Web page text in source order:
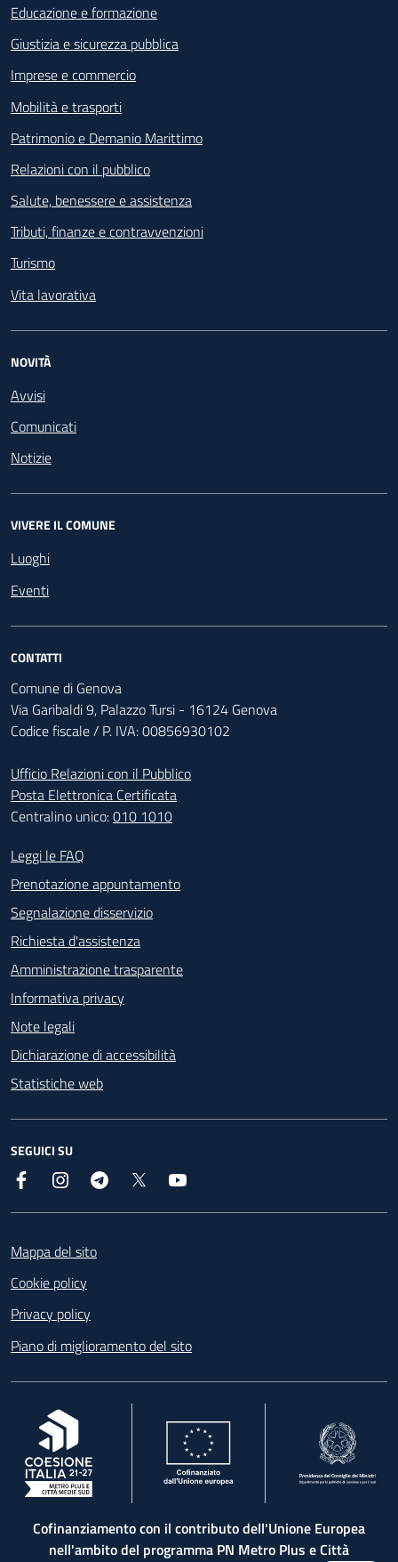
Educazione e formazione
Giustizia e sicurezza pubblica
Imprese e commercio
Mobilità e trasporti
Patrimonio e Demanio Marittimo
Relazioni con il pubblico
Salute, benessere e assistenza
Tributi, finanze e contravvenzioni
Turismo
Vita lavorativa
NOVITÀ
Avvisi
Comunicati
Notizie
VIVERE IL COMUNE
Luoghi
Eventi
CONTATTI
Comune di Genova
Via Garibaldi 9, Palazzo Tursi - 16124 Genova
Codice fiscale / P. IVA: 00856930102
Ufficio Relazioni con il Pubblico
Posta Elettronica Certificata
Centralino unico:010 1010
Footer - Contatti
Leggi le FAQ
Prenotazione appuntamento
Segnalazione disservizio
Richiesta d'assistenza
Amministrazione trasparente
Informativa privacy
Note legali
Dichiarazione di accessibilità
Statistiche web
SEGUICI SU
Facebook InstagramTelegram
Mappa del sito
Cookie policy
Privacy policy
Piano di miglioramento del sito
, apre in una nuova scheda
Cofinanziamento con il contributo dell'Unione Europea
nell'ambito del programma PN Metro Plus e Città